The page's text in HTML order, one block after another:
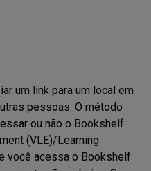
um link para um local em
pessoas. O método
ou não o Bookshelf
(VLE)/Learning
você acessa o Bookshelf